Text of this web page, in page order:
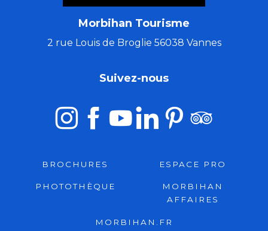
Morbihan Tourisme
2 rue Louis de Broglie 56038 Vannes
Suivez-nous
BROCHURES ESPACE PRO
PHOTOTHÈQUE
MORBIHAN
AFFAIRES
MORBIHAN.FR